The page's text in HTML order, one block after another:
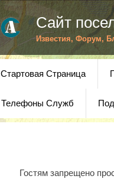
Сайт
Известия, Форум,
Стартовая Страница
Телефоны Служб
Гостям запрещено